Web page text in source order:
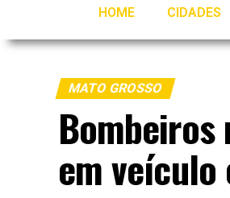
HOME CIDADES
MATO GROSSO
em veículo